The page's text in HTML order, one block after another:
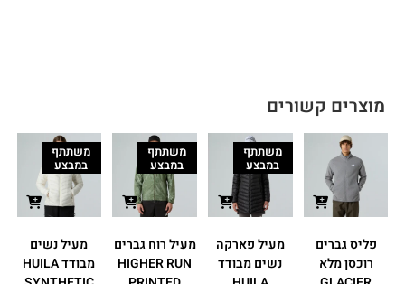
מוצרים קשורים
פליס גברים
רוכסן מלא
משתתף
במבצע
מעיל פארקה
נשים מבודד
משתתף
במבצע
מעיל רוח גברים
HIGHER RUN
משתתף
במבצע
מעיל נשים
מבודד HUILA